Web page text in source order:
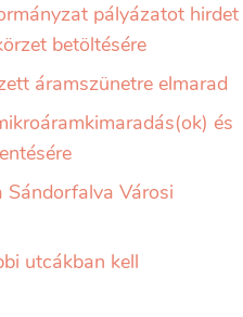
pályázatot hirdet
betöltésére
áramszünetre elmarad
és
Sándorfalva Városi
utcákban kell